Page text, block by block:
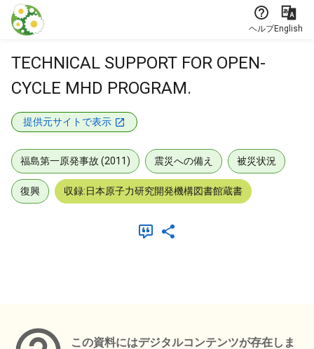
本文に飛ぶ
ヘルプEnglish
TECHNICAL SUPPORT FOR OPEN-
CYCLE MHD PROGRAM.
提供元サイトで表示
福島第一原発事故 (2011) 震災への備え 被災状況
復興 収録:日本原子力研究開発機構図書館蔵書
この資料にはデジタルコンテンツが存在しま